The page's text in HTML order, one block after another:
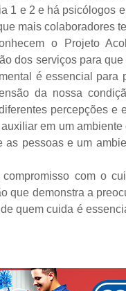
1 e 2 e há psicólogos
mais colaboradores
o Projeto
dos serviços para
é essencial para
da nossa
percepções e
em um
pessoas e um
com o
que demonstra a
quem cuida é